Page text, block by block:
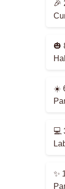
🎉
🎃
☀️
💻
✨